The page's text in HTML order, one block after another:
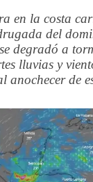
en la costa
del
degradó a
lluvias y
anochecer de